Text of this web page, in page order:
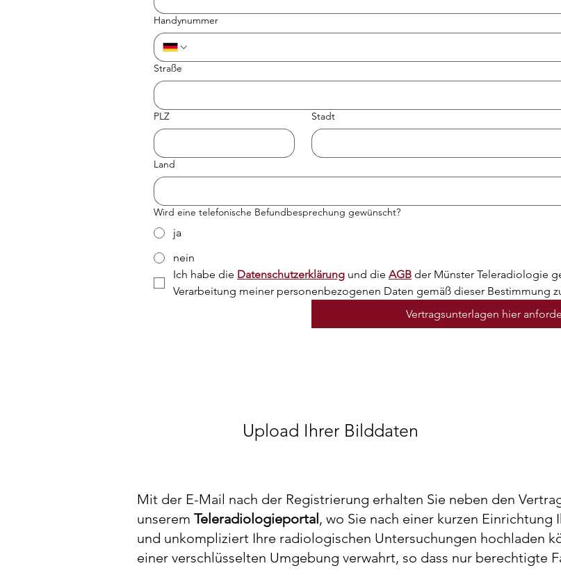
Handynummer
Straße
PLZ Stadt
Land
Wird eine telefonische Befundbesprechung gewünscht?
ja
nein
Ich habe die Datenschutzerklärung und die AGB der Münster Teleradiologie
Verarbeitung meiner personenbezogenen Daten gemäß dieser Bestimmung
Vertragsunterlagen hier
Upload Ihrer Bilddaten
Mit der E-Mail nach der Registrierung erhalten Sie neben den
unserem Teleradiologieportal, wo Sie nach einer kurzen
und unkompliziert Ihre radiologischen Untersuchungen hochladen
einer verschlüsselten Umgebung verwahrt, so dass nur berechtigte